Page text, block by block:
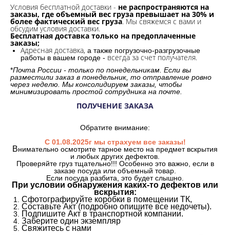
Условия бесплатной доставки - не распространяются на
заказы, где объемный вес груза превышает на 30% и
более фактический вес груза. Мы свяжемся с вами и
обсудим условия доставки.
Бесплатная доставка только на предоплаченные
заказы;
Адресная доставка, а также погрузочно-разгрузочные
работы в вашем городе - всегда за счет получателя.
*Почта России - только по понедельникам. Если вы
разместили заказ в понедельник, то отправление ровно
через неделю. Мы консолидируем заказы, чтобы
минимизировать простой сотрудника на почте.
ПОЛУЧЕНИЕ ЗАКАЗА
Обратите внимание:
С 01.08.2025г мы страхуем все заказы!
Внимательно осмотрите тарное место на предмет вскрытия
и любых других дефектов.
Проверяйте груз тщательно!!! Особенно это важно, если в
заказе посуда или объемный товар.
Если посуда разбита, это будет слышно.
При условии обнаружения каких-то дефектов или
вскрытия:
Сфотографируйте коробки в помещении ТК,
Составьте Акт (подробно опишите все недочеты).
Подпишите Акт в транспортной компании.
Заберите один экземпляр
Свяжитесь с нами